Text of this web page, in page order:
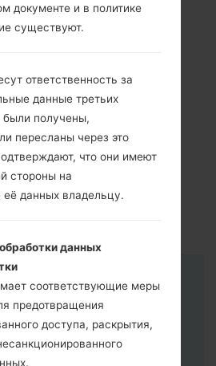
документе и в политике
существуют.
ответственность за
данные третьих
были получены,
пересланы через это
что они имеют
стороны на
её данных владельцу.
данных
соответствующие меры
предотвращения
доступа, раскрытия,